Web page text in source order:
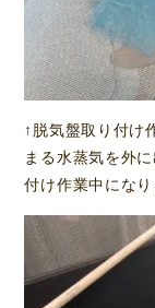
↑脱気盤取り付け
まる水蒸気を外
付け作業中になり